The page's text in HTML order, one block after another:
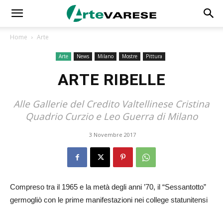
Home Arte
Arte News Milano Mostre Pittura
ARTE RIBELLE
Alle Gallerie del Credito Valtellinese Cristina
Quadrio Curzio e Leo Guerra di Milano
3 Novembre 2017
Compreso tra il 1965 e la metà degli anni ’70, il “Sessantotto”
germogliò con le prime manifestazioni nei college statunitensi